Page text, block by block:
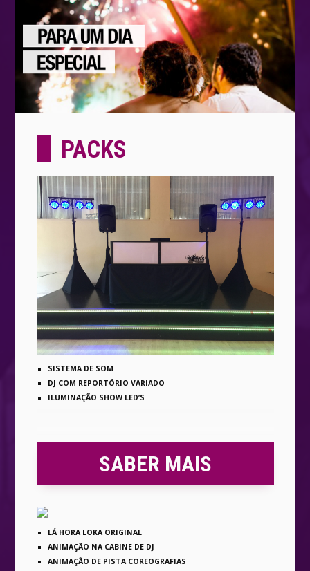
PACKS
SISTEMA DE SOM
DJ COM REPORTÓRIO VARIADO
ILUMINAÇÃO SHOW LED’S
SABER MAIS
LÁ HORA LOKA ORIGINAL
ANIMAÇÃO NA CABINE DE DJ
ANIMAÇÃO DE PISTA COREOGRAFIAS